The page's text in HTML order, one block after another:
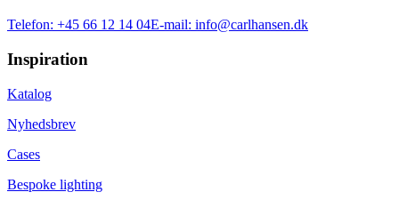
Telefon: +45 66 12 14 04E-mail: info@carlhansen.dk
Inspiration
Katalog
Nyhedsbrev
Cases
Bespoke lighting